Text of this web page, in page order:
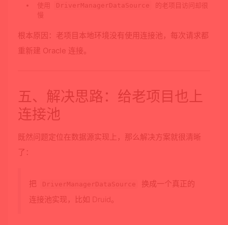
使用
DriverManagerDataSource
的老项目访问却很
慢
根本原因：老项目本地环境没有使用连接池，每次请求都
重新建 Oracle 连接。
五、解决思路：给老项目也上
连接池
既然问题定位在数据源实现上，那么解决方案就很清晰
了：
把 DriverManagerDataSource
换成一个真正的
连接池实现，比如 Druid。